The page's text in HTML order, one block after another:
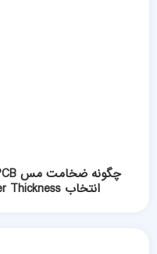
انتخاب Copper Thickness بر اساس جریان مدار